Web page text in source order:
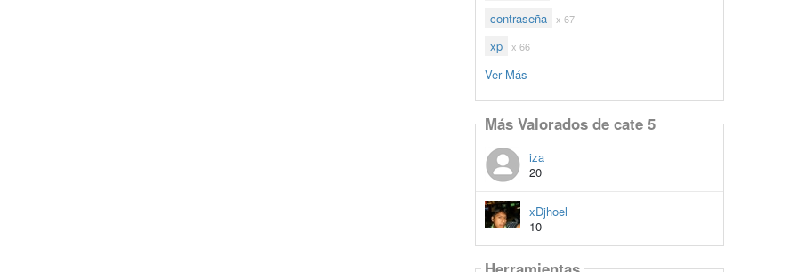
contraseña x 67
xp x 66
Ver Más
Más Valorados de cate 5
iza
20
xDjhoel
10